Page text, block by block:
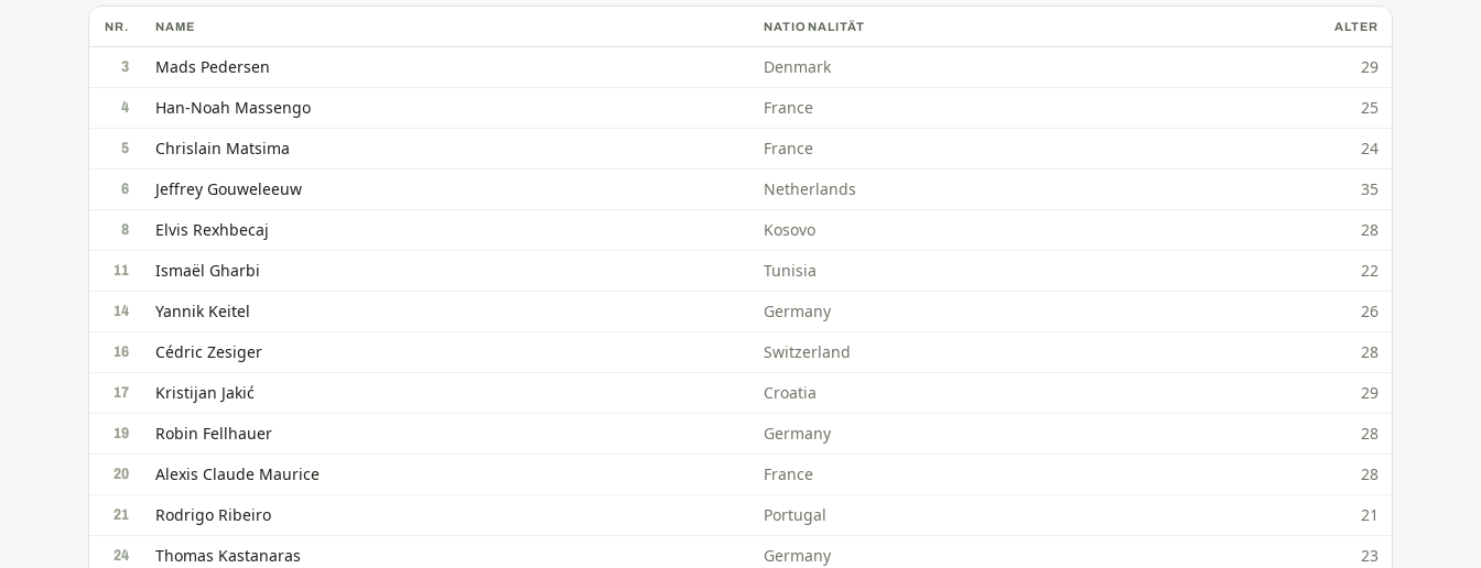
NR. NAME NATIONALITÄT ALTER
3 Mads Pedersen Denmark 29
4 Han-Noah Massengo France 25
5 Chrislain Matsima France 24
6 Jeffrey Gouweleeuw Netherlands 35
8 Elvis Rexhbecaj Kosovo 28
11 Ismaël Gharbi Tunisia 22
14 Yannik Keitel Germany 26
16 Cédric Zesiger Switzerland 28
17 Kristijan Jakić Croatia 29
19 Robin Fellhauer Germany 28
20 Alexis Claude Maurice France 28
21 Rodrigo Ribeiro Portugal 21
24 Thomas Kastanaras Germany 23